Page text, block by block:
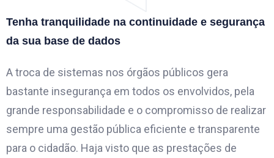
Tenha tranquilidade na continuidade e segurança
da sua base de dados
A troca de sistemas nos órgãos públicos gera
bastante insegurança em todos os envolvidos, pela
grande responsabilidade e o compromisso de realizar
sempre uma gestão pública eficiente e transparente
para o cidadão. Haja visto que as prestações de